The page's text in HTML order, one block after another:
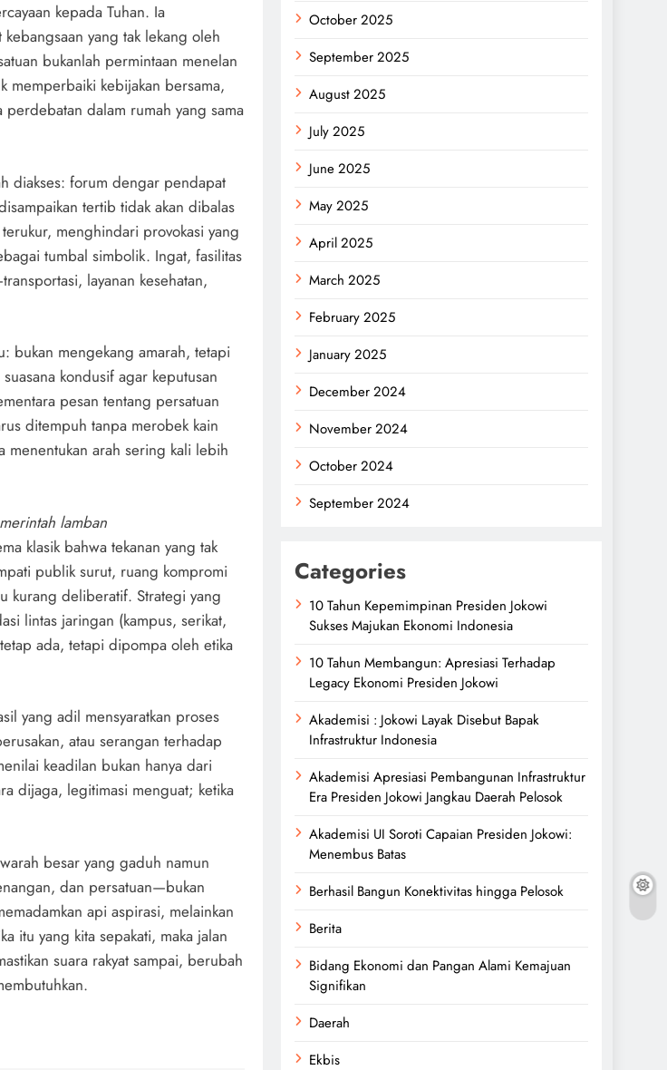
kepada Tuhan. Ia
yang tak lekang oleh
bukanlah permintaan menelan
memperbaiki kebijakan bersama,
dalam rumah yang sama
diakses: forum dengar pendapat
tertib tidak akan dibalas
menghindari provokasi yang
tumbal simbolik. Ingat, fasilitas
layanan kesehatan,
bukan mengekang amarah, tetapi
kondusif agar keputusan
pesan tentang persatuan
ditempuh tanpa merobek kain
menentukan arah sering kali lebih
lamban
klasik bahwa tekanan yang tak
publik surut, ruang kompromi
kurang deliberatif. Strategi yang
lintas jaringan (kampus, serikat,
ada, tetapi dipompa oleh etika
yang adil mensyaratkan proses
atau serangan terhadap
keadilan bukan hanya dari
dijaga, legitimasi menguat; ketika
besar yang gaduh namun
dan persatuan—bukan
api aspirasi, melainkan
itu yang kita sepakati, maka jalan
suara rakyat sampai, berubah
October 2025
September 2025
August 2025
July 2025
June 2025
May 2025
April 2025
March 2025
February 2025
January 2025
December 2024
November 2024
October 2024
September 2024
Categories
10 Tahun Kepemimpinan Presiden Jokowi
Sukses Majukan Ekonomi Indonesia
10 Tahun Membangun: Apresiasi Terhadap
Legacy Ekonomi Presiden Jokowi
Akademisi : Jokowi Layak Disebut Bapak
Infrastruktur Indonesia
Akademisi Apresiasi Pembangunan Infrastruktur
Era Presiden Jokowi Jangkau Daerah Pelosok
Akademisi UI Soroti Capaian Presiden Jokowi:
Menembus Batas
Berhasil Bangun Konektivitas hingga Pelosok
Berita
Bidang Ekonomi dan Pangan Alami Kemajuan
Signifikan
Daerah
Ekbis